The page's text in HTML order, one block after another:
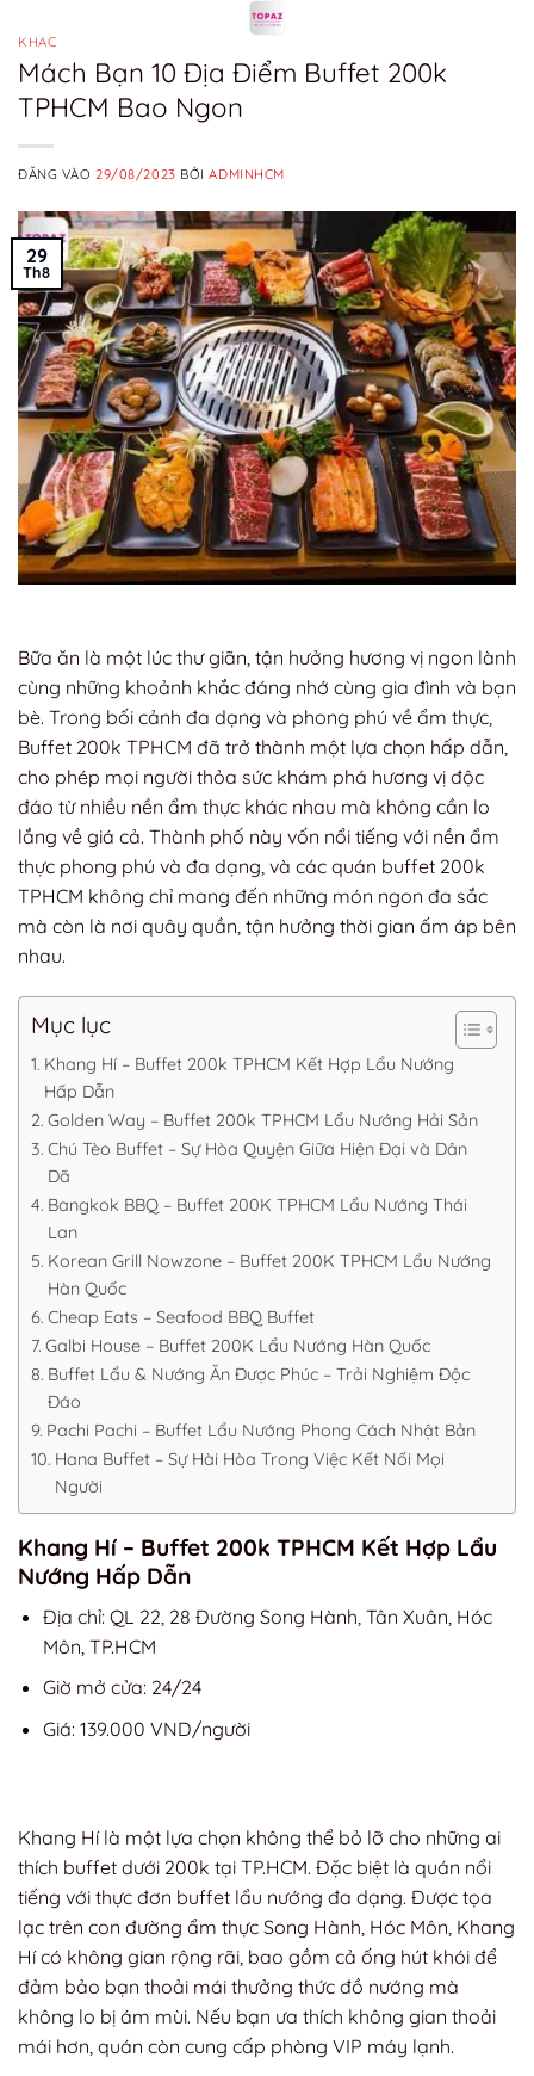
qua
nội
dung
KHÁC
Mách Bạn 10 Địa Điểm Buffet 200k
TPHCM Bao Ngon
ĐĂNG VÀO29/08/2023 BỞIADMINHCM
29
Th8
Bữa ăn là một lúc thư giãn, tận hưởng hương vị ngon lành
cùng những khoảnh khắc đáng nhớ cùng gia đình và bạn
bè. Trong bối cảnh đa dạng và phong phú về ẩm thực,
Buffet 200k TPHCM đã trở thành một lựa chọn hấp dẫn,
cho phép mọi người thỏa sức khám phá hương vị độc
đáo từ nhiều nền ẩm thực khác nhau mà không cần lo
lắng về giá cả. Thành phố này vốn nổi tiếng với nền ẩm
thực phong phú và đa dạng, và các quán buffet 200k
TPHCM không chỉ mang đến những món ngon đa sắc
mà còn là nơi quây quần, tận hưởng thời gian ấm áp bên
nhau.
Mục lục
Khang Hí – Buffet 200k TPHCM Kết Hợp Lẩu Nướng
Hấp Dẫn
Golden Way – Buffet 200k TPHCM Lẩu Nướng Hải Sản
Chú Tèo Buffet – Sự Hòa Quyện Giữa Hiện Đại và Dân
Dã
Bangkok BBQ – Buffet 200K TPHCM Lẩu Nướng Thái
Lan
Korean Grill Nowzone – Buffet 200K TPHCM Lẩu Nướng
Hàn Quốc
Cheap Eats – Seafood BBQ Buffet
Galbi House – Buffet 200K Lẩu Nướng Hàn Quốc
Buffet Lẩu & Nướng Ăn Được Phúc – Trải Nghiệm Độc
Đáo
Pachi Pachi – Buffet Lẩu Nướng Phong Cách Nhật Bản
Hana Buffet – Sự Hài Hòa Trong Việc Kết Nối Mọi
Người
Khang Hí – Buffet 200k TPHCM Kết Hợp Lẩu
Nướng Hấp Dẫn
Địa chỉ: QL 22, 28 Đường Song Hành, Tân Xuân, Hóc
Môn, TP.HCM
Giờ mở cửa: 24/24
Giá: 139.000 VND/người
Khang Hí là một lựa chọn không thể bỏ lỡ cho những ai
thích buffet dưới 200k tại TP.HCM. Đặc biệt là quán nổi
tiếng với thực đơn buffet lẩu nướng đa dạng. Được tọa
lạc trên con đường ẩm thực Song Hành, Hóc Môn, Khang
Hí có không gian rộng rãi, bao gồm cả ống hút khói để
đảm bảo bạn thoải mái thưởng thức đồ nướng mà
không lo bị ám mùi. Nếu bạn ưa thích không gian thoải
mái hơn, quán còn cung cấp phòng VIP máy lạnh.